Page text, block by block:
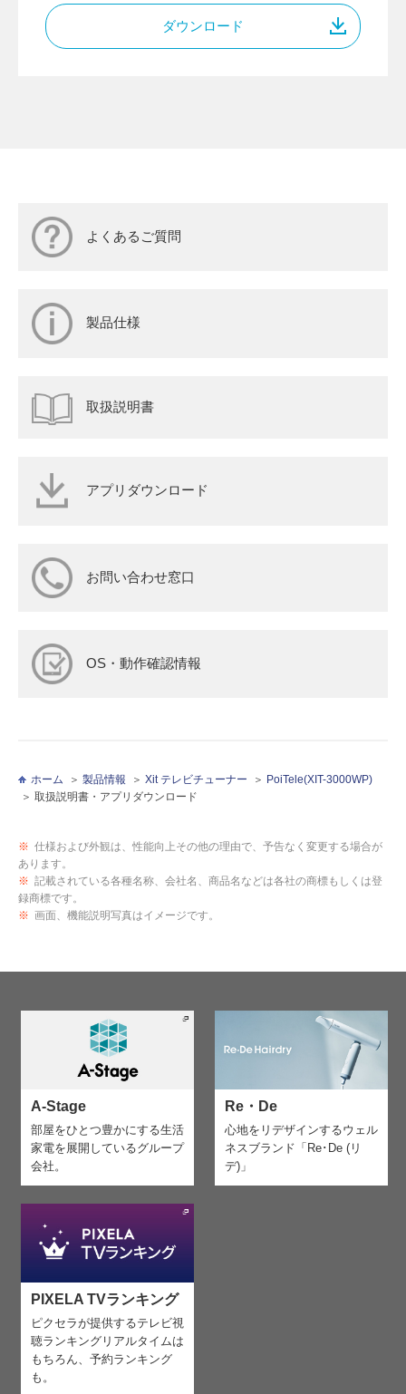
ダウンロード
よくあるご質問
製品仕様
取扱説明書
アプリダウンロード
お問い合わせ窓口
OS・動作確認情報
ホーム 製品情報 Xit テレビチューナー
PoiTele(XIT-3000WP)
取扱説明書・アプリダウンロード
※ 仕様および外観は、性能向上その他の理由で、予告なく変更する場合が
あります。
※ 記載されている各種名称、会社名、商品名などは各社の商標もしくは登
録商標です。
※ 画面、機能説明写真はイメージです。
A-Stage
部屋をひとつ豊かにする生活
家電を展開しているグループ
会社。
Re・De
心地をリデザインするウェル
ネスブランド「Re･De (リ
デ)」
PIXELA TVランキング
ピクセラが提供するテレビ視
聴ランキング リアルタイムは
もちろん、予約ランキング
も。